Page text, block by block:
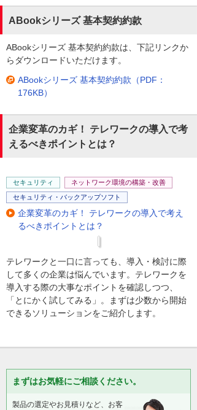
ABookシリーズ 基本契約約款
ABookシリーズ 基本契約約款は、下記リンクか
らダウンロードいただけます。
ABookシリーズ 基本契約約款（PDF：
176KB）
企業変革のカギ！ テレワークの導入で考
えるべきポイントとは？
セキュリティ
ネットワーク環境の構築・改善
セキュリティ・バックアップソフト
企業変革のカギ！ テレワークの導入で考え
るべきポイントとは？
テレワークと一口に言っても、導入・検討に際
して多くの企業は悩んでいます。テレワークを
導入する際の大事なポイントを確認しつつ、
「とにかく試してみる」。まずは少数から開始
できるソリューションをご紹介します。
まずはお気軽にご相談ください。
製品の選定やお見積りなど、お客